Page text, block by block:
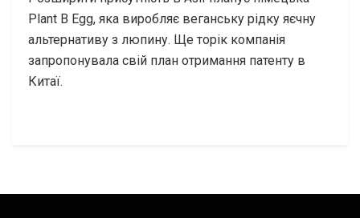
Plant B Egg, яка виробляє веганську рідку яєчну
альтернативу з люпину. Ще торік компанія
запропонувала свій план отримання патенту в
Китаї.